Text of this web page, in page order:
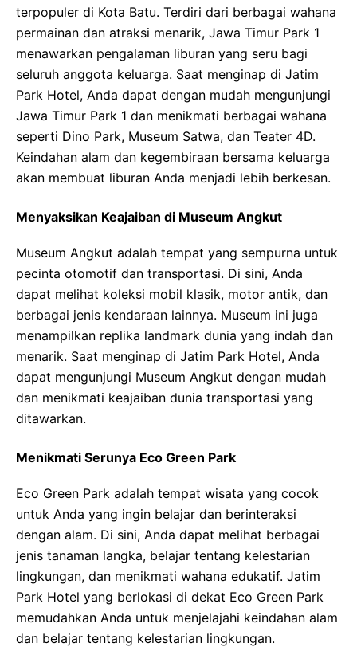
terpopuler di Kota Batu. Terdiri dari berbagai wahana
permainan dan atraksi menarik, Jawa Timur Park 1
menawarkan pengalaman liburan yang seru bagi
seluruh anggota keluarga. Saat menginap di Jatim
Park Hotel, Anda dapat dengan mudah mengunjungi
Jawa Timur Park 1 dan menikmati berbagai wahana
seperti Dino Park, Museum Satwa, dan Teater 4D.
Keindahan alam dan kegembiraan bersama keluarga
akan membuat liburan Anda menjadi lebih berkesan.
Menyaksikan Keajaiban di Museum Angkut
Museum Angkut adalah tempat yang sempurna untuk
pecinta otomotif dan transportasi. Di sini, Anda
dapat melihat koleksi mobil klasik, motor antik, dan
berbagai jenis kendaraan lainnya. Museum ini juga
menampilkan replika landmark dunia yang indah dan
menarik. Saat menginap di Jatim Park Hotel, Anda
dapat mengunjungi Museum Angkut dengan mudah
dan menikmati keajaiban dunia transportasi yang
ditawarkan.
Menikmati Serunya Eco Green Park
Eco Green Park adalah tempat wisata yang cocok
untuk Anda yang ingin belajar dan berinteraksi
dengan alam. Di sini, Anda dapat melihat berbagai
jenis tanaman langka, belajar tentang kelestarian
lingkungan, dan menikmati wahana edukatif. Jatim
Park Hotel yang berlokasi di dekat Eco Green Park
memudahkan Anda untuk menjelajahi keindahan alam
dan belajar tentang kelestarian lingkungan.